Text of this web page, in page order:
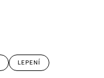
LEPENÍ